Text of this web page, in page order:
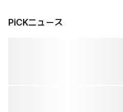
PiCKニュース